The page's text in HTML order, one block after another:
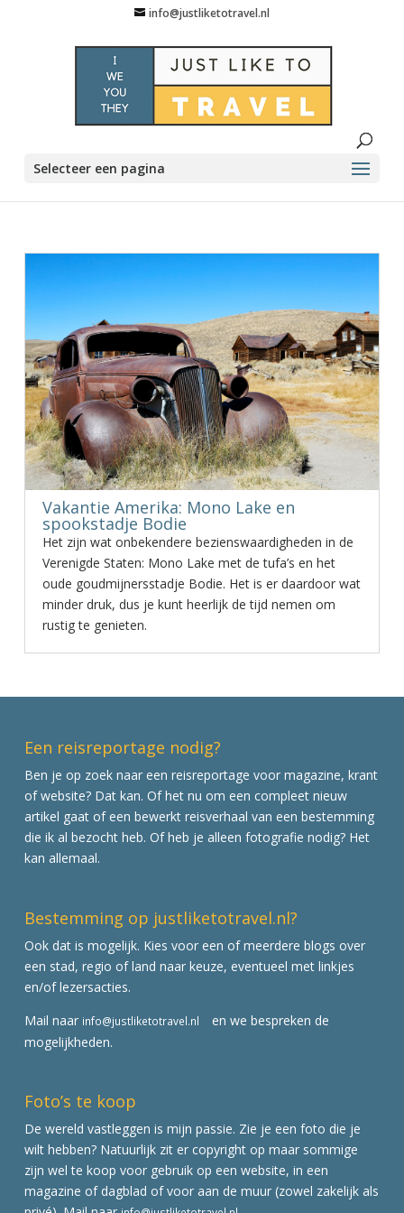
info@justliketotravel.nl
Selecteer een pagina
Vakantie Amerika: Mono Lake en
spookstadje Bodie
Het zijn wat onbekendere bezienswaardigheden in de
Verenigde Staten: Mono Lake met de tufa’s en het
oude goudmijnersstadje Bodie. Het is er daardoor wat
minder druk, dus je kunt heerlijk de tijd nemen om
rustig te genieten.
Een reisreportage nodig?
Ben je op zoek naar een reisreportage voor magazine, krant
of website? Dat kan. Of het nu om een compleet nieuw
artikel gaat of een bewerkt reisverhaal van een bestemming
die ik al bezocht heb. Of heb je alleen fotografie nodig? Het
kan allemaal.
Bestemming op justliketotravel.nl?
Ook dat is mogelijk. Kies voor een of meerdere blogs over
een stad, regio of land naar keuze, eventueel met linkjes
en/of lezersacties.
Mail naar info@justliketotravel.nl
en we bespreken de
mogelijkheden.
Foto’s te koop
De wereld vastleggen is mijn passie. Zie je een foto die je
wilt hebben? Natuurlijk zit er copyright op maar sommige
zijn wel te koop voor gebruik op een website, in een
magazine of dagblad of voor aan de muur (zowel zakelijk als